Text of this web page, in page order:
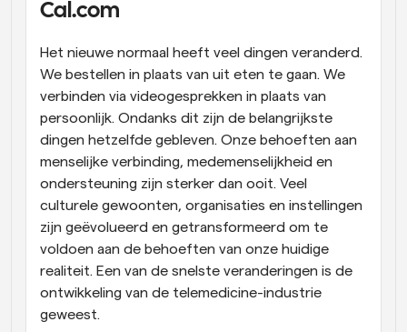
Supercharged planning met AI-gestuurde
oproepen
Automatiseer planning en herinneringen
Blog
Blijf op de hoogte van het laatste nieuws en updates
Instant Vergaderingen
Ontmoet cliënten binnen enkele minuten
Dynamische Groep Links
Boek naadloos vergaderingen met meerdere mensen
Webhooks
Ontvang een melding wanneer er iets gebeurt
Cal.com
Het nieuwe normaal heeft veel dingen veranderd.
We bestellen in plaats van uit eten te gaan. We
verbinden via videogesprekken in plaats van
persoonlijk. Ondanks dit zijn de belangrijkste
dingen hetzelfde gebleven. Onze behoeften aan
menselijke verbinding, medemenselijkheid en
ondersteuning zijn sterker dan ooit. Veel
culturele gewoonten, organisaties en instellingen
zijn geëvolueerd en getransformeerd om te
voldoen aan de behoeften van onze huidige
realiteit. Een van de snelste veranderingen is de
ontwikkeling van de telemedicine-industrie
geweest.